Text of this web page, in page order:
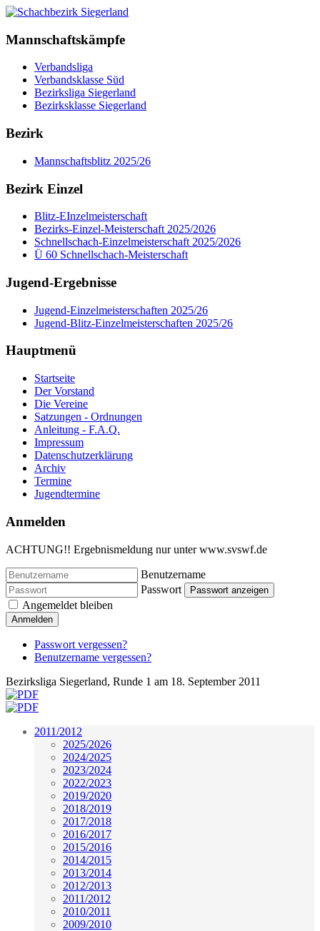
Mannschaftskämpfe
Verbandsliga
Verbandsklasse Süd
Bezirksliga Siegerland
Bezirksklasse Siegerland
Bezirk
Mannschaftsblitz 2025/26
Bezirk Einzel
Blitz-EInzelmeisterschaft
Bezirks-Einzel-Meisterschaft 2025/2026
Schnellschach-Einzelmeisterschaft 2025/2026
Ü 60 Schnellschach-Meisterschaft
Jugend-Ergebnisse
Jugend-Einzelmeisterschaften 2025/26
Jugend-Blitz-Einzelmeisterschaften 2025/26
Hauptmenü
Startseite
Der Vorstand
Die Vereine
Satzungen - Ordnungen
Anleitung - F.A.Q.
Impressum
Datenschutzerklärung
Archiv
Termine
Jugendtermine
Anmelden
ACHTUNG!! Ergebnismeldung nur unter www.svswf.de
Benutzername
Passwort
Passwort anzeigen
Angemeldet bleiben
Anmelden
Passwort vergessen?
Benutzername vergessen?
Bezirksliga Siegerland, Runde 1 am 18. September 2011
2011/2012
2025/2026
2024/2025
2023/2024
2022/2023
2019/2020
2018/2019
2017/2018
2016/2017
2015/2016
2014/2015
2013/2014
2012/2013
2011/2012
2010/2011
2009/2010